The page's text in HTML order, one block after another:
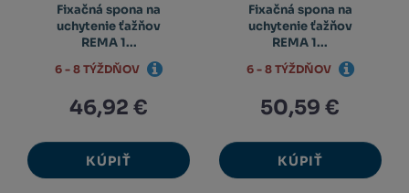
Fixačná spona na
uchytenie ťažňov
REMA 1...
46,92 €
KÚPIŤ
6 - 8 TÝŽDŇOV
Fixačná spona na
uchytenie ťažňov
REMA 1...
50,59 €
KÚPIŤ
6 - 8 TÝŽDŇOV